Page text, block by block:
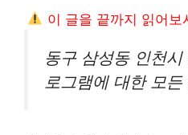
이 글을 끝까지 읽어보
동구 삼성동 인천
로그램에 대한 모든